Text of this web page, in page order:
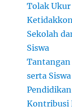
Tolak
Sekolah
Siswa
serta
Pendidikan
Kontribusi